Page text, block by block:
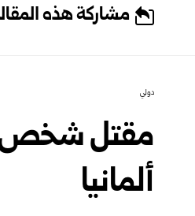
مشاركة هذه
دولي
مقتل شخص
ألمانيا